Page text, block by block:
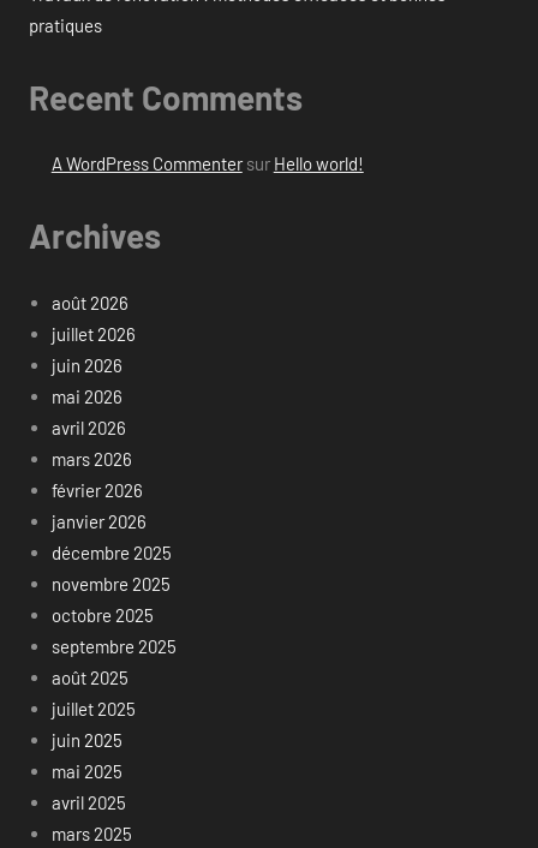
pratiques
Recent Comments
A WordPress Commentersur Hello world!
Archives
août 2026
juillet 2026
juin 2026
mai 2026
avril 2026
mars 2026
février 2026
janvier 2026
décembre 2025
novembre 2025
octobre 2025
septembre 2025
août 2025
juillet 2025
juin 2025
mai 2025
avril 2025
mars 2025